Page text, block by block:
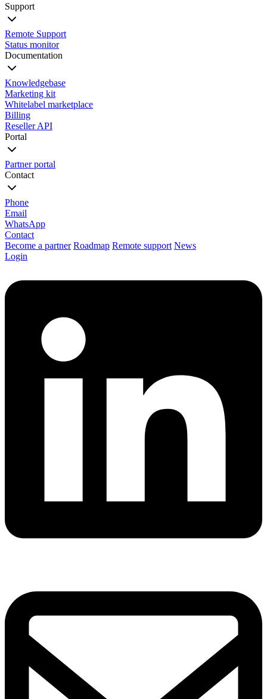
Support
Remote Support
Status monitor
Documentation
Knowledgebase
Marketing kit
Whitelabel marketplace
Billing
Reseller API
Portal
Partner portal
Contact
Phone
Email
WhatsApp
Contact
Become a partner Roadmap Remote support News
Login